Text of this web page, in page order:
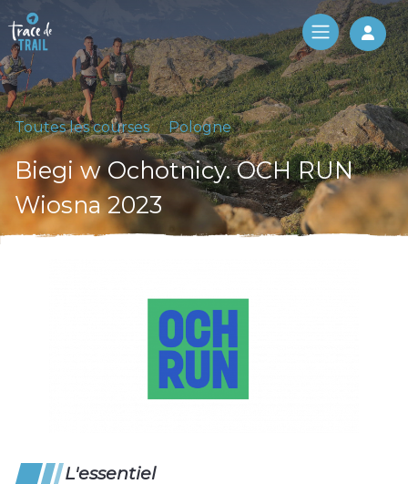
Log
Toutes les courses Pologne
Biegi w Ochotnicy. OCH RUN
Wiosna 2023
L'essentiel